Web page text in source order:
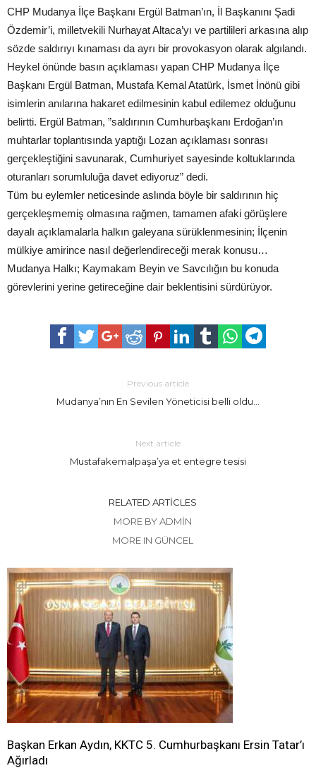
CHP Mudanya İlçe Başkanı Ergül Batman’ın, İl Başkanını Şadi
Özdemir’i, milletvekili Nurhayat Altaca’yı ve partilileri arkasına alıp
sözde saldırıyı kınaması da ayrı bir provokasyon olarak algılandı.
Heykel önünde basın açıklaması yapan CHP Mudanya İlçe
Başkanı Ergül Batman, Mustafa Kemal Atatürk, İsmet İnönü gibi
isimlerin anılarına hakaret edilmesinin kabul edilemez olduğunu
belirtti. Ergül Batman, ”saldırının Cumhurbaşkanı Erdoğan’ın
muhtarlar toplantısında yaptığı Lozan açıklaması sonrası
gerçekleştiğini savunarak, Cumhuriyet sayesinde koltuklarında
oturanları sorumluluğa davet ediyoruz” dedi.
Tüm bu eylemler neticesinde aslında böyle bir saldırının hiç
gerçekleşmemiş olmasına rağmen, tamamen afaki görüşlere
dayalı açıklamalarla halkın galeyana sürüklenmesinin; İlçenin
mülkiye amirince nasıl değerlendireceği merak konusu…
Mudanya Halkı; Kaymakam Beyin ve Savcılığın bu konuda
görevlerini yerine getireceğine dair beklentisini sürdürüyor.
Previous article
Mudanya’nın En Sevilen Yöneticisi belli oldu…
Next article
Mustafakemalpaşa’ya et entegre tesisi
RELATED ARTICLES
MORE BY ADMIN
MORE IN GÜNCEL
Başkan Erkan Aydın, KKTC 5. Cumhurbaşkanı Ersin Tatar’ı
Ağırladı